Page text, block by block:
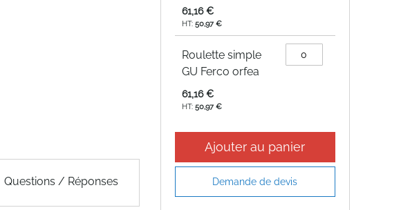
Questions / Réponses
groupé
61,16 €
50,97 €
Roulette simple
GU Ferco orfea
61,16 €
50,97 €
Ajouter au panier
Demande de devis